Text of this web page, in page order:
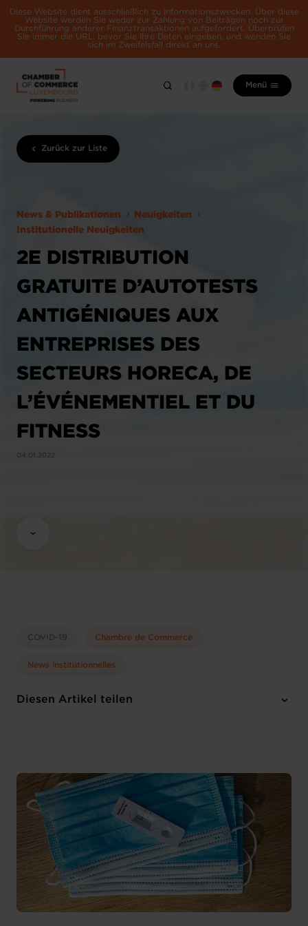
Diese Website dient ausschließlich zu Informationszwecken. Über diese
Website werden Sie weder zur Zahlung von Beiträgen noch zur
Durchführung anderer Finanztransaktionen aufgefordert. Überprüfen
Sie immer die URL, bevor Sie Ihre Daten eingeben, und wenden Sie
sich im Zweifelsfall direkt an uns.
Menü
Zurück zur Liste
News & Publikationen
Neuigkeiten
Institutionelle Neuigkeiten
2E DISTRIBUTION
GRATUITE D’AUTOTESTS
ANTIGÉNIQUES AUX
ENTREPRISES DES
SECTEURS HORECA, DE
L’ÉVÉNEMENTIEL ET DU
FITNESS
04.01.2022
COVID-19 Chambre de Commerce
News institutionnelles
Diesen Artikel teilen